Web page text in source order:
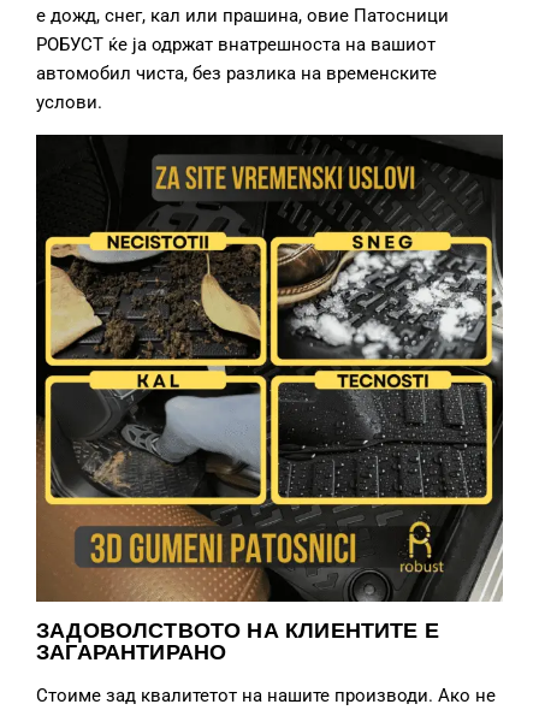
е дожд, снег, кал или прашина, овие Патосници
РОБУСТ ќе ја одржат внатрешноста на вашиот
автомобил чиста, без разлика на временските
услови.
ЗАДОВОЛСТВОТО НА КЛИЕНТИТЕ Е
ЗАГАРАНТИРАНО
Стоиме зад квалитетот на нашите производи. Ако не